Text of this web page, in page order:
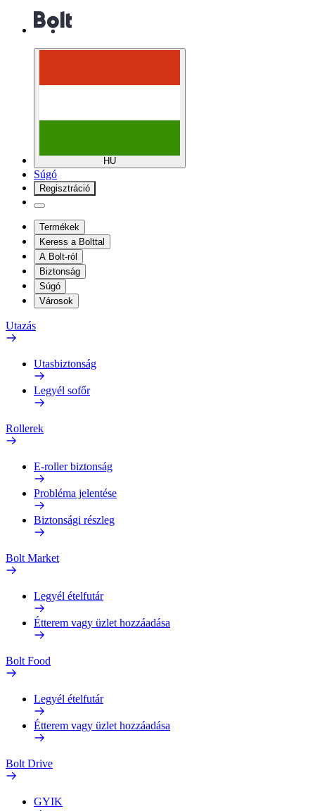
HU
Súgó
Regisztráció
Termékek
Keress a Bolttal
A Bolt-ról
Biztonság
Súgó
Városok
Utazás
Utasbiztonság
Legyél sofőr
Rollerek
E-roller biztonság
Probléma jelentése
Biztonsági részleg
Bolt Market
Legyél ételfutár
Étterem vagy üzlet hozzáadása
Bolt Food
Legyél ételfutár
Étterem vagy üzlet hozzáadása
Bolt Drive
GYIK